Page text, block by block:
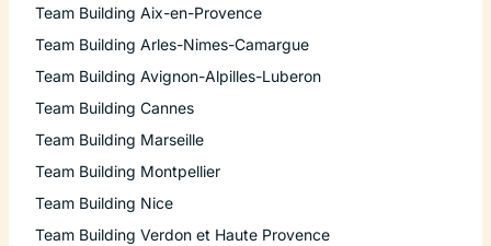
Team Building Aix-en-Provence
Team Building Arles-Nimes-Camargue
Team Building Avignon-Alpilles-Luberon
Team Building Cannes
Team Building Marseille
Team Building Montpellier
Team Building Nice
Team Building Verdon et Haute Provence